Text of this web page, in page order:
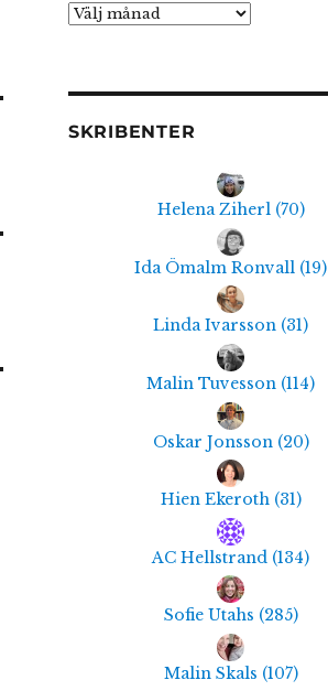
Arkiv
SKRIBENTER
Helena Ziherl (70)
Ida Ömalm Ronvall (19)
Linda Ivarsson (31)
Malin Tuvesson (114)
Oskar Jonsson (20)
Hien Ekeroth (31)
AC Hellstrand (134)
Sofie Utahs (285)
Malin Skals (107)